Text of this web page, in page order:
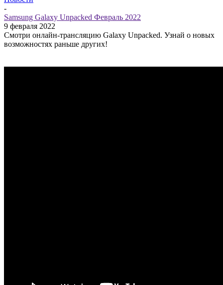
-
Samsung Galaxy Unpacked Февраль 2022
9 февраля 2022
Смотри онлайн-трансляцию Galaxy Unpacked. Узнай о новых
возможностях раньше других!